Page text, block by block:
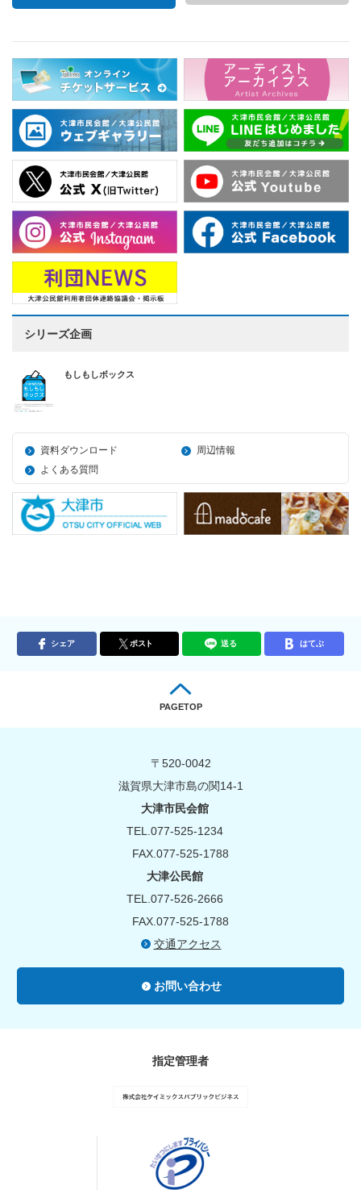
シリーズ企画
もしもしボックス
資料ダウンロード
周辺情報
よくある質問
シェア ポスト 送る はてぶ
PAGETOP
〒520-0042
滋賀県大津市島の関14-1
大津市民会館
TEL.077-525-1234
FAX.077-525-1788
大津公民館
TEL.077-526-2666
FAX.077-525-1788
交通アクセス
お問い合わせ
指定管理者